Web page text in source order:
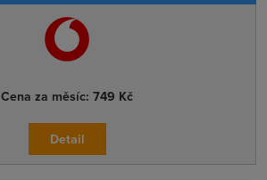
Cena za měsíc: 749 Kč
Detail